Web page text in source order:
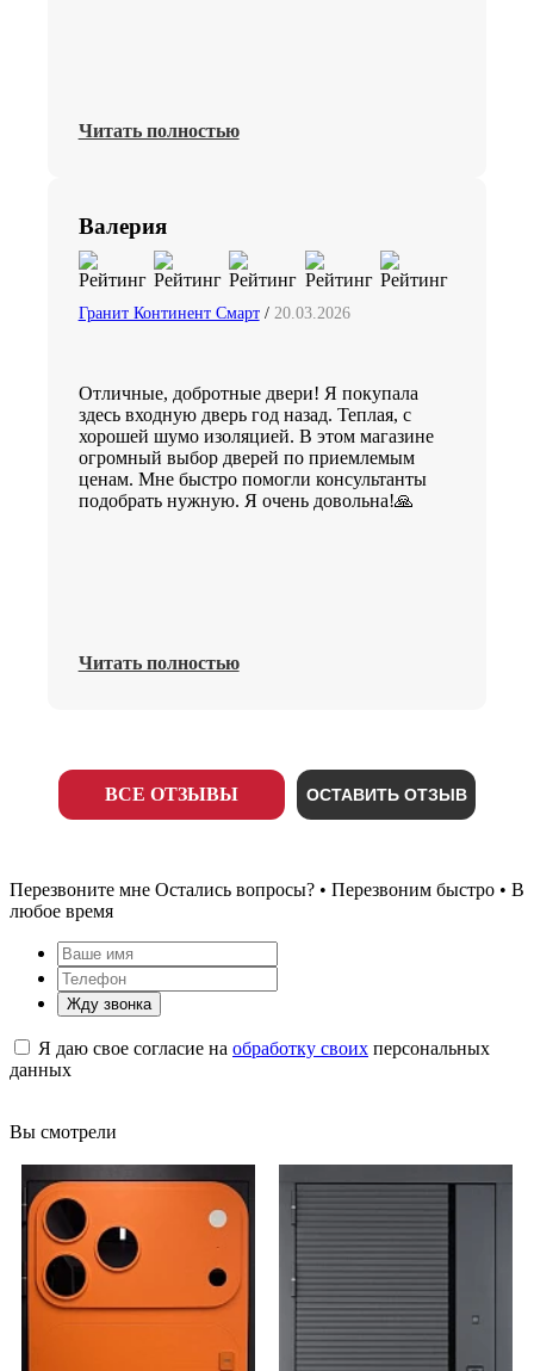
Читать полностью
Валерия
Гранит Континент Смарт/ 20.03.2026
Отличные, добротные двери! Я покупала
здесь входную дверь год назад. Теплая, с
хорошей шумо изоляцией. В этом магазине
огромный выбор дверей по приемлемым
ценам. Мне быстро помогли консультанты
подобрать нужную. Я очень довольна!🙏
Читать полностью
ВСЕ ОТЗЫВЫ ОСТАВИТЬ ОТЗЫВ
Перезвоните мне Остались вопросы? • Перезвоним быстро • В
любое время
Жду звонка
Я даю свое согласие на обработку своих персональных
данных
Вы смотрели